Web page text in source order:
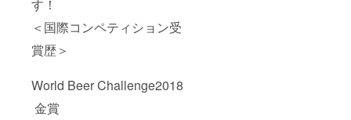
す！
＜国際コンペティション受
賞歴＞
World Beer Challenge2018
金賞